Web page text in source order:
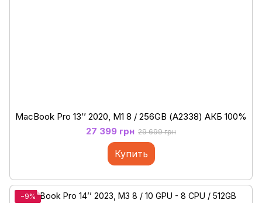
MacBook Pro 13’’ 2020, M1 8 / 256GB (А2338) АКБ 100%
27 399 грн 29 699 грн
Купить
−9%